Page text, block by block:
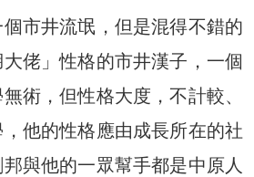
市井流氓，但是混得不錯的
佬」性格的市井漢子，一個
術，但性格大度，不計較、
他的性格應由成長所在的社
與他的一眾幫手都是中原人